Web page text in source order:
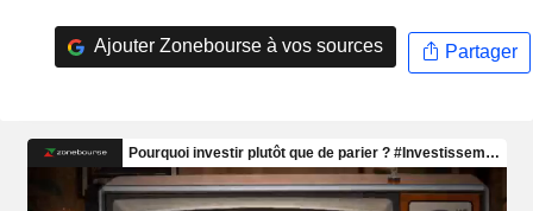
Ajouter Zonebourse à vos sources Partager